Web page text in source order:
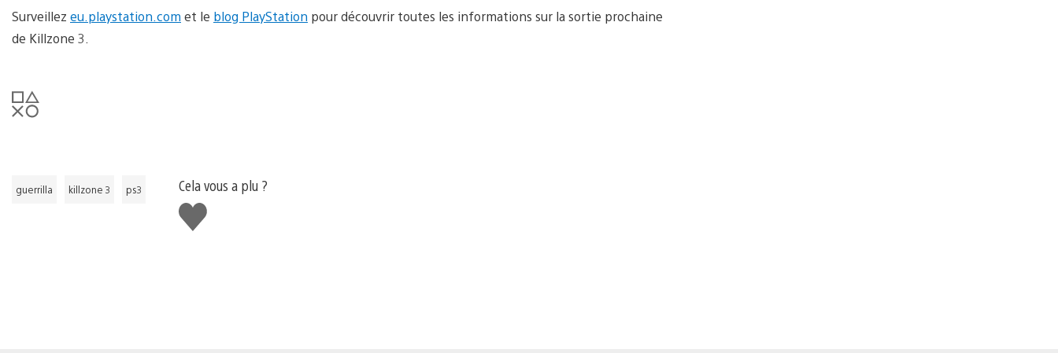
Surveillez eu.playstation.com et le blog PlayStation pour découvrir toutes les informations sur la sortie prochaine
de Killzone 3.
guerrilla killzone 3 ps3
Cela vous a plu ?
J'aime